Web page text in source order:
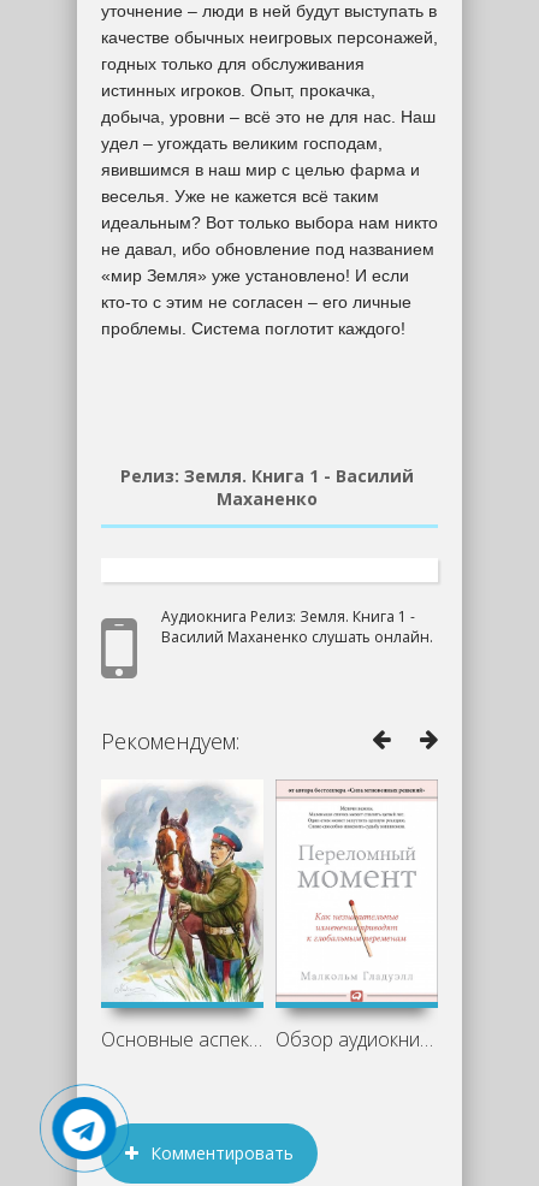
уточнение – люди в ней будут выступать в
качестве обычных неигровых персонажей,
годных только для обслуживания
истинных игроков. Опыт, прокачка,
добыча, уровни – всё это не для нас. Наш
удел – угождать великим господам,
явившимся в наш мир с целью фарма и
веселья. Уже не кажется всё таким
идеальным? Вот только выбора нам никто
не давал, ибо обновление под названием
«мир Земля» уже установлено! И если
кто-то с этим не согласен – его личные
проблемы. Система поглотит каждого!
Релиз: Земля. Книга 1 - Василий
Маханенко
Аудиокнига Релиз: Земля. Книга 1 -
Василий Маханенко слушать онлайн.
Рекомендуем:
Основные аспекты романа «Казачий крест» Обзор аудиокниги «Переломный момент» -
Комментировать